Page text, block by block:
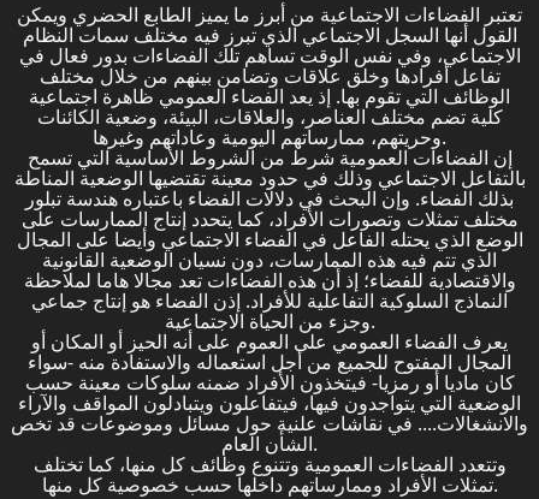
تعتبر الفضاءات الاجتماعية من أبرز ما يميز الطابع الحضري ويمكن
القول أنها السجل الاجتماعي الذي تبرز فيه مختلف سمات النظام
الاجتماعي، وفي نفس الوقت تساهم تلك الفضاءات بدور فعال في
تفاعل أفرادها وخلق علاقات وتضامن بينهم من خلال مختلف
الوظائف التي تقوم بها. إذ يعد الفضاء العمومي ظاهرة اجتماعية
كلية تضم مختلف العناصر، والعلاقات، البيئة، وضعية الكائنات
وحريتهم، ممارساتهم اليومية وعاداتهم وغيرها.
إن الفضاءات العمومية شرط من الشروط الأساسية التي تسمح
بالتفاعل الاجتماعي وذلك في حدود معينة تقتضيها الوضعية المناطة
بذلك الفضاء. وإن البحث في دلالات الفضاء باعتباره هندسة تبلور
مختلف تمثلات وتصورات الأفراد، كما يتحدد إنتاج الممارسات على
الوضع الذي يحتله الفاعل في الفضاء الاجتماعي وأيضا على المجال
الذي تتم فيه هذه الممارسات، دون نسيان الوضعية القانونية
والاقتصادية للفضاء؛ إذ أن هذه الفضاءات تعد مجالا هاما لملاحظة
النماذج السلوكية التفاعلية للأفراد. إذن الفضاء هو إنتاج جماعي
وجزء من الحياة الاجتماعية.
يعرف الفضاء العمومي على العموم على أنه الحيز أو المكان أو
المجال المفتوح للجميع من أجل استعماله والاستفادة منه -سواء
كان ماديا أو رمزيا- فيتخذون الأفراد ضمنه سلوكات معينة حسب
الوضعية التي يتواجدون فيها، فيتفاعلون ويتبادلون المواقف والآراء
والانشغالات.... في نقاشات علنية حول مسائل وموضوعات قد تخص
الشأن العام.
وتتعدد الفضاءات العمومية وتتنوع وظائف كل منها، كما تختلف
تمثلات الأفراد وممارساتهم داخلها حسب خصوصية كل منها.